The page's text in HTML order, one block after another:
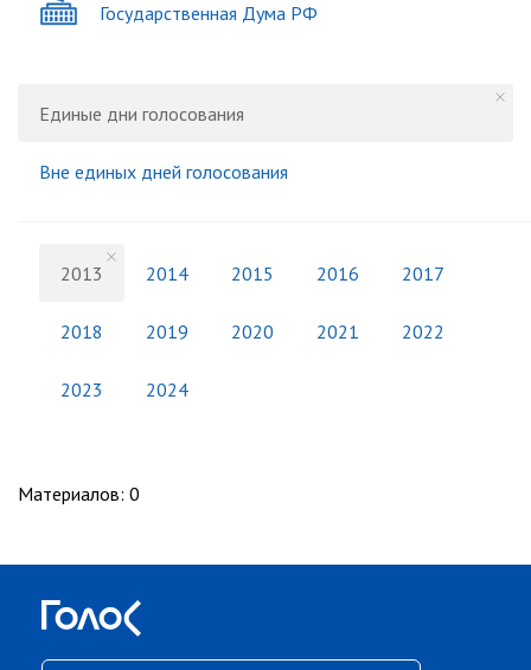
Государственная Дума РФ
Единые дни голосования
Вне единых дней голосования
2013 2014 2015 2016 2017
2018 2019 2020 2021 2022
2023 2024
Материалов: 0